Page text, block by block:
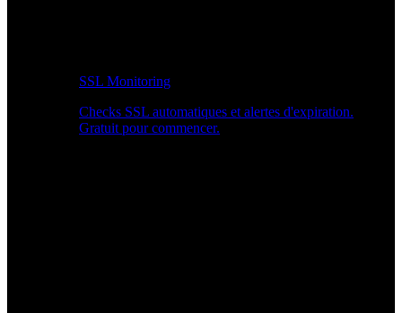
SSL Monitoring
Checks SSL automatiques et alertes d'expiration.
Gratuit pour commencer.